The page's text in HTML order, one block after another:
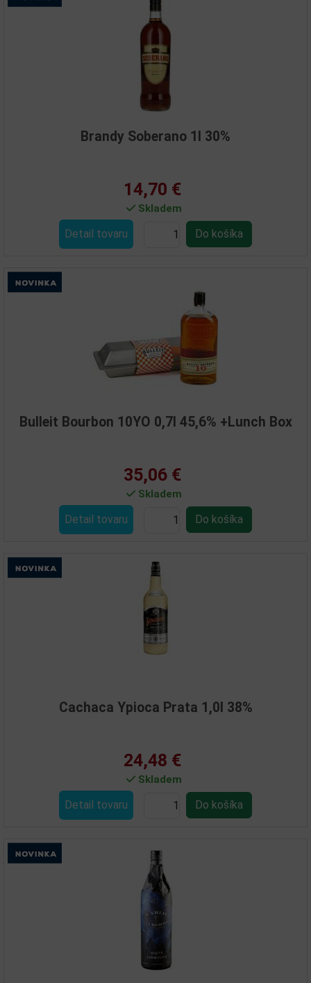
Brandy Soberano 1l 30%
14,70 €
Skladem
Detail tovaru
Bulleit Bourbon 10YO 0,7l 45,6% +Lunch Box
35,06 €
Skladem
Detail tovaru
Cachaca Ypioca Prata 1,0l 38%
24,48 €
Skladem
Detail tovaru